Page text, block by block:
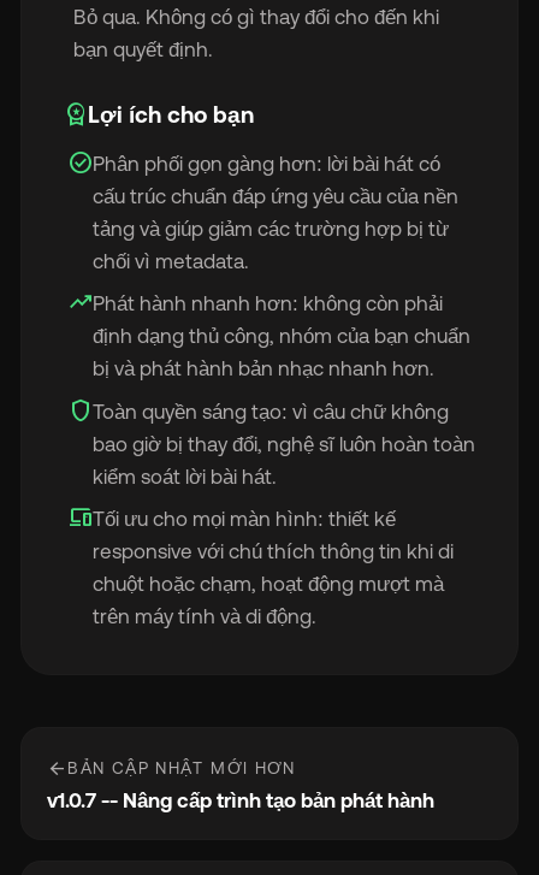
Bỏ qua. Không có gì thay đổi cho đến khi
bạn quyết định.
workspace_premiumLợi ích cho bạn
check_circlePhân phối gọn gàng hơn: lời bài hát có
cấu trúc chuẩn đáp ứng yêu cầu của nền
tảng và giúp giảm các trường hợp bị từ
chối vì metadata.
trending_upPhát hành nhanh hơn: không còn phải
định dạng thủ công, nhóm của bạn chuẩn
bị và phát hành bản nhạc nhanh hơn.
shieldToàn quyền sáng tạo: vì câu chữ không
bao giờ bị thay đổi, nghệ sĩ luôn hoàn toàn
kiểm soát lời bài hát.
devicesTối ưu cho mọi màn hình: thiết kế
responsive với chú thích thông tin khi di
chuột hoặc chạm, hoạt động mượt mà
trên máy tính và di động.
arrow_back BẢN CẬP NHẬT MỚI HƠN
v1.0.7 -- Nâng cấp trình tạo bản phát hành